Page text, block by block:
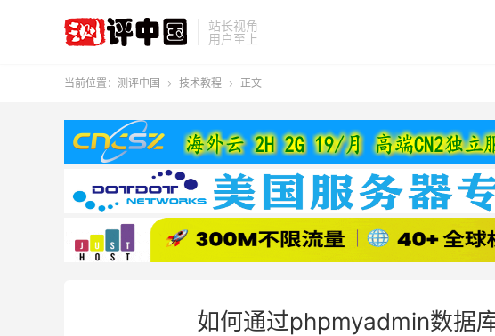
站长视角
用户至上
当前位置： 测评中国  技术教程  正文
如何通过phpmyadmin数据